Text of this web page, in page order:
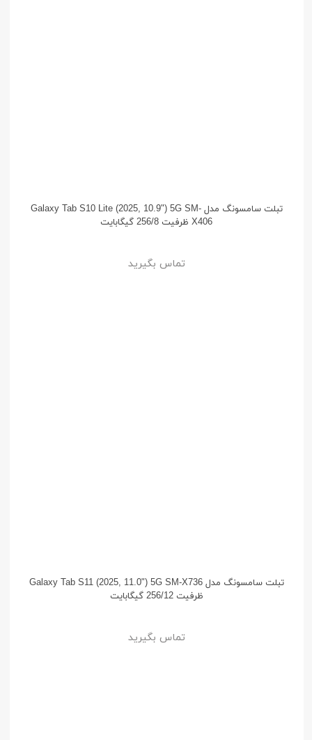
تبلت سامسونگ مدل Galaxy Tab S10 Lite (2025, 10.9") 5G SM-
X406 ظرفیت 256/8 گیگابایت
تماس بگیرید
تبلت سامسونگ مدل Galaxy Tab S11 (2025, 11.0") 5G SM-X736
ظرفیت 256/12 گیگابایت
تماس بگیرید